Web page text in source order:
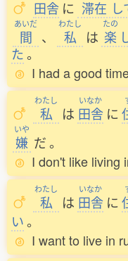
田舎 に 滞在
あいだ
間 、
わたし
私 は
たの
楽
た。
I had a good
わたし
私 は
いなか
田舎 に
いや
嫌 だ。
I don't like living
わたし
私 は
いなか
田舎 に
い。
I want to live in